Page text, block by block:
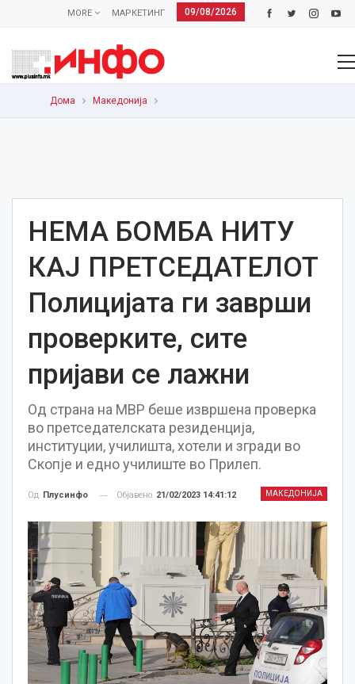
09/08/2026
МАРКЕТИНГ
MORE
Дома Македонија
НЕМА БОМБА НИТУ
КАЈ ПРЕТСЕДАТЕЛОТ
Полицијата ги заврши
проверките, сите
пријави се лажни
Од страна на МВР беше извршена проверка
во претседателската резиденција,
институции, училишта, хотели и згради во
Скопје и едно училиште во Прилеп.
МАКЕДОНИЈА
Од Плусинфо Објавено 21/02/2023 14:41:12